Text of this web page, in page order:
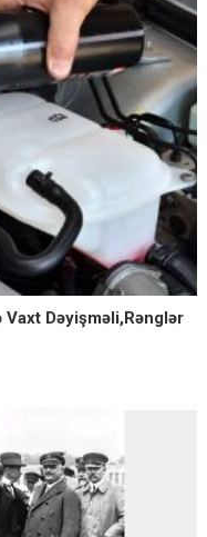
Vaxt Dəyişməli,rənglər